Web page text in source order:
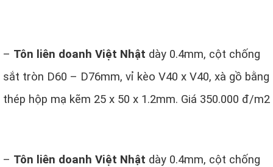
– Tôn liên doanh Việt Nhật dày 0.4mm, cột chống
sắt tròn D60 – D76mm, vỉ kèo V40 x V40, xà gồ bằng
thép hộp mạ kẽm 25 x 50 x 1.2mm. Giá 350.000 đ/m2
– Tôn liên doanh Việt Nhật dày 0.4mm, cột chống